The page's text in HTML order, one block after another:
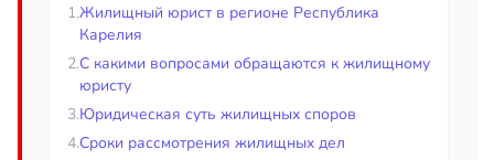
1.Жилищный юрист в регионе Республика
Карелия
2.С какими вопросами обращаются к жилищному
юристу
3.Юридическая суть жилищных споров
4.Сроки рассмотрения жилищных дел